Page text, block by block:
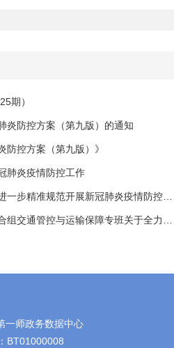
期）
炎防控方案（第九版）的通知
防控方案（第九版）》
肺炎疫情防控工作
一步精准规范开展新冠肺炎疫情防控…
组交通管控与运输保障专班关于全力…
师政务数据中心